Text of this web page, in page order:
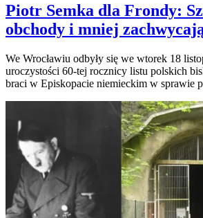
Piotr Semka dla Frondy:
obchody i mniej
We Wrocławiu odbyły się we wtorek 18
uroczystości 60-tej rocznicy listu polskich
braci w Episkopacie niemieckim w sprawie